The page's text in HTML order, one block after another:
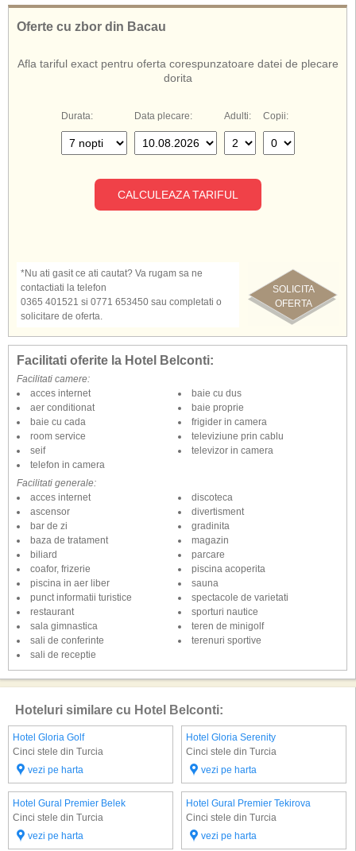
medical, baby sitting, doctor, spalatorie, coafor, magazine, rent a car,
internet cafe, jocuri pe calculator, miniclub, animatie, discoteca, piscina,
De asemenea, cunoscut si sub numele de:
Hotel Belconti Turcia
Oferte cu zbor din Bacau
Afla tariful exact pentru oferta corespunzatoare datei de plecare
dorita
Durata: Data plecare: Adulti: Copii:
CALCULEAZA TARIFUL
SOLICITA
OFERTA
*Nu ati gasit ce ati cautat? Va rugam sa ne
contactiati la telefon
0365 401521 si 0771 653450 sau completati o
solicitare de oferta.
Facilitati oferite la Hotel Belconti:
Facilitati camere:
acces internet
aer conditionat
baie cu cada
baie cu dus
baie proprie
frigider in camera
room service
seif
telefon in camera
televiziune prin cablu
televizor in camera
Facilitati generale:
acces internet
ascensor
bar de zi
baza de tratament
biliard
coafor, frizerie
discoteca
divertisment
gradinita
magazin
parcare
piscina acoperita
piscina in aer liber
punct informatii turistice
restaurant
sala gimnastica
sali de conferinte
sali de receptie
sauna
spectacole de varietati
sporturi nautice
teren de minigolf
terenuri sportive
Hoteluri similare cu Hotel Belconti:
Hotel Gloria Golf
Cinci stele din Turcia
vezi pe harta
Hotel Gloria Serenity
Cinci stele din Turcia
vezi pe harta
Hotel Gural Premier Belek
Cinci stele din Turcia
vezi pe harta
Hotel Gural Premier Tekirova
Cinci stele din Turcia
vezi pe harta